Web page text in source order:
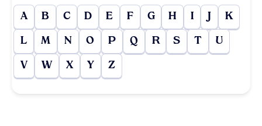
A B C D E F G H I J K
L M N O P Q R S T U
V W X Y Z